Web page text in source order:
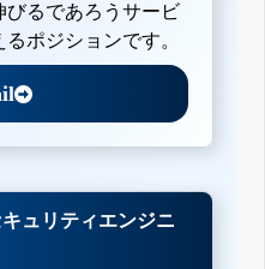
びるであろうサービ
ポジションです。
ュリティエンジニ